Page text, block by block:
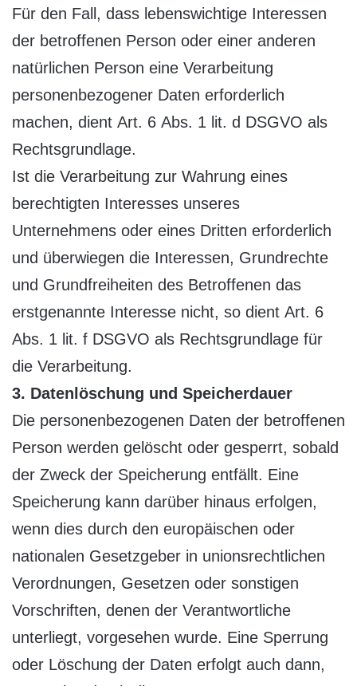
Für den Fall, dass lebenswichtige Interessen
der betroffenen Person oder einer anderen
natürlichen Person eine Verarbeitung
personenbezogener Daten erforderlich
machen, dient Art. 6 Abs. 1 lit. d DSGVO als
Rechtsgrundlage.
Ist die Verarbeitung zur Wahrung eines
berechtigten Interesses unseres
Unternehmens oder eines Dritten erforderlich
und überwiegen die Interessen, Grundrechte
und Grundfreiheiten des Betroffenen das
erstgenannte Interesse nicht, so dient Art. 6
Abs. 1 lit. f DSGVO als Rechtsgrundlage für
die Verarbeitung.
3. Datenlöschung und Speicherdauer
Die personenbezogenen Daten der betroffenen
Person werden gelöscht oder gesperrt, sobald
der Zweck der Speicherung entfällt. Eine
Speicherung kann darüber hinaus erfolgen,
wenn dies durch den europäischen oder
nationalen Gesetzgeber in unionsrechtlichen
Verordnungen, Gesetzen oder sonstigen
Vorschriften, denen der Verantwortliche
unterliegt, vorgesehen wurde. Eine Sperrung
oder Löschung der Daten erfolgt auch dann,